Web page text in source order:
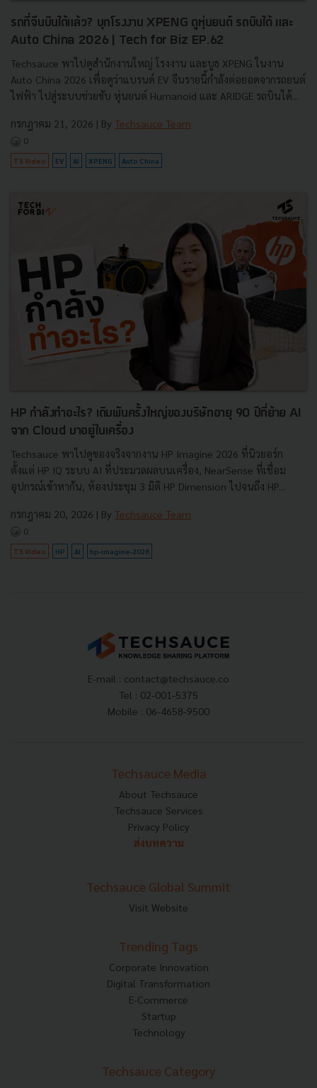
รถที่จีนบินได้แล้ว? บุกโรงงาน XPENG ดูหุ่นยนต์ รถบินได้ และ
Auto China 2026 | Tech for Biz EP.62
Techsauce พาไปดูสำนักงานใหญ่ โรงงาน และบูธ XPENG ในงาน
Auto China 2026 เพื่อดูว่าแบรนด์ EV จีนรายนี้กำลังต่อยอดจากรถยนต์
ไฟฟ้า ไปสู่ระบบช่วยขับ หุ่นยนต์ Humanoid และ ARIDGE รถบินได้...
กรกฎาคม 21, 2026 | By Techsauce Team
0
TS Video EV AI XPENG Auto China
HP กำลังทำอะไร? เดิมพันครั้งใหญ่ของบริษัทอายุ 90 ปีที่ย้าย AI
จาก Cloud มาอยู่ในเครื่อง
Techsauce พาไปดูของจริงจากงาน HP Imagine 2026 ที่นิวยอร์ก
ตั้งแต่ HP IQ ระบบ AI ที่ประมวลผลบนเครื่อง, NearSense ที่เชื่อม
อุปกรณ์เข้าหากัน, ห้องประชุม 3 มิติ HP Dimension ไปจนถึง HP...
กรกฎาคม 20, 2026 | By Techsauce Team
0
TS Video HP AI hp-imagine-2026
E-mail : contact@techsauce.co
Tel : 02-001-5375
Mobile : 06-4658-9500
Techsauce Media
About Techsauce
Techsauce Services
Privacy Policy
ส่งบทความ
Techsauce Global Summit
Visit Website
Trending Tags
Corporate Innovation
Digital Transformation
E-Commerce
Startup
Technology
Techsauce Category